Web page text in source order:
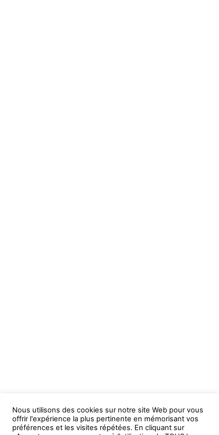
Nous utilisons des cookies sur notre site Web pour vous
offrir l'expérience la plus pertinente en mémorisant vos
préférences et les visites répétées. En cliquant sur